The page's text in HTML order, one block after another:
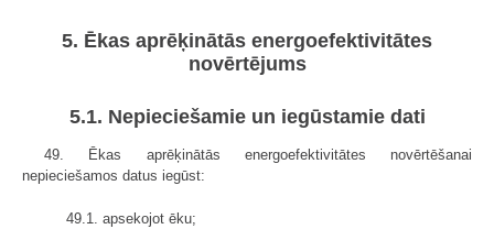
5. Ēkas aprēķinātās energoefektivitātes
novērtējums
5.1. Nepieciešamie un iegūstamie dati
49. Ēkas aprēķinātās energoefektivitātes novērtēšanai
nepieciešamos datus iegūst:
49.1. apsekojot ēku;